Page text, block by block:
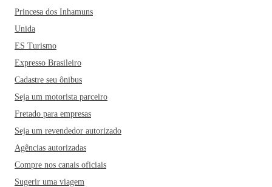
Princesa dos Inhamuns
Unida
ES Turismo
Expresso Brasileiro
Cadastre seu ônibus
Seja um motorista parceiro
Fretado para empresas
Seja um revendedor autorizado
Agências autorizadas
Compre nos canais oficiais
Sugerir uma viagem